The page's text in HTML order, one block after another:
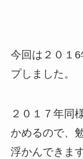
今回は２０１
プしました。
２０１７年同
かめるので、
浮かんできます